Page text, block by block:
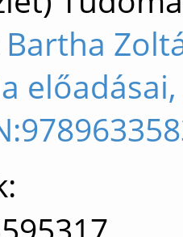
Bartha